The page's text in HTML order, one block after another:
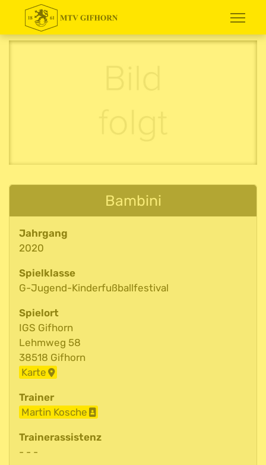
Bambini
Jahrgang
2020
Spielklasse
G-Jugend-Kinderfußballfestival
Spielort
IGS Gifhorn
Lehmweg 58
38518 Gifhorn
Karte
Trainer
Martin Kosche
Trainerassistenz
- - -